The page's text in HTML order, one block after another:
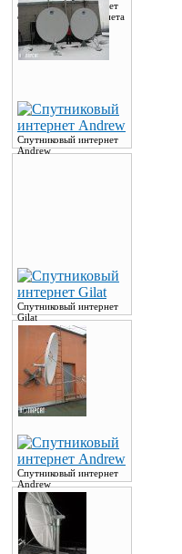
Спутниковый интернет
спутникового интернета
Спутниковый интернет
Andrew
Спутниковый интернет
Gilat
Спутниковый интернет
Andrew